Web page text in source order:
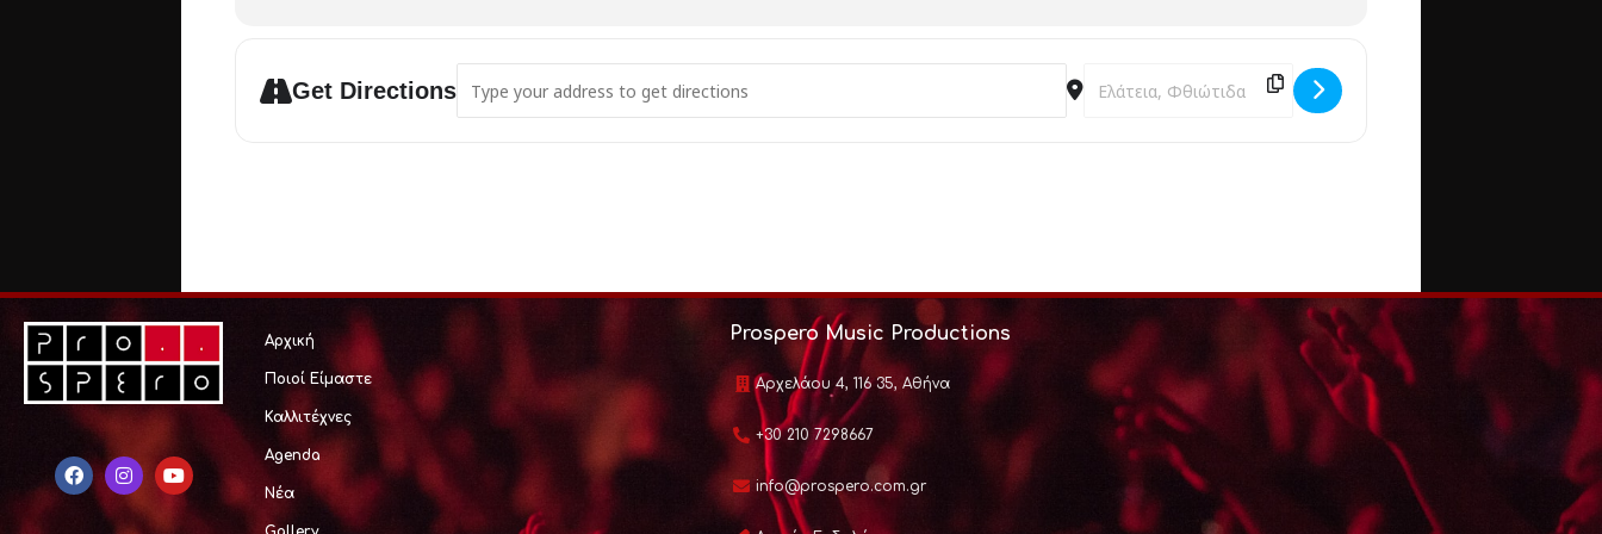
Γιώργος Καρδιανός – Ακουστική και ηλεκτρική κιθάρα
Γιώργος Μπουλντής – Μπάσο
Μανώλης Γιαννίκιος – Τύμπανα
Get Directions
Destination Address - ΝΑΤΑΣΣΑ ΜΠΟΦΙΛΙΟΥ-ΦΕΣΤΙΒΑΛ
Αρχική
Ποιοί Είμαστε
Καλλιτέχνες
Agenda
Νέα
Prospero Music Productions
Αρχελάου 4, 116 35, Αθήνα
+30 210 7298667
info@prospero.com.gr